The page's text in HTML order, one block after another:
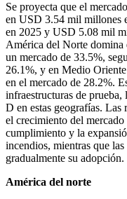
Se proyecta que el
en USD 3.54 mil millones
en 2025 y USD 5.08 mil
América del Norte domina
un mercado de 33.5%,
26.1%, y en Medio
en el mercado de 28.2%.
infraestructuras de
D en estas geografías. Las
el crecimiento del mercado
cumplimiento y la
incendios, mientras que
gradualmente su adopción.
América del norte